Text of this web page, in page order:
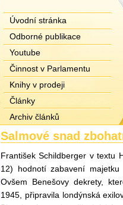
Úvodní stránka
Odborné publikace
Youtube
Činnost v Parlamentu
Knihy v prodeji
Články
Archiv článků
Salmové snad
František Schildberger v textu
12) hodnotí zabavení majetku
Ovšem Benešovy dekrety,
1945, připravila londýnská